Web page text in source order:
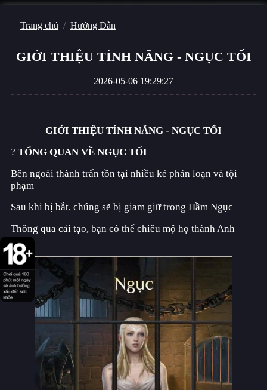
Vương Quốc Ánh Sáng
Mật Mã Gaia
Cổ Điển - Thánh Địa AFK
Song Hành - Thánh Địa AFK
Đại Chiến Giai Điệu
Thiên Mệnh Đăng Tiên
Liên Minh Chiến Hạm: Tam Cực
Trang chủ Hướng Dẫn
GIỚI THIỆU TÍNH NĂNG - NGỤC TỐI
2026-05-06 19:29:27
GIỚI THIỆU TÍNH NĂNG - NGỤC TỐI
? TỔNG QUAN VỀ NGỤC TỐI
Bên ngoài thành trấn tồn tại nhiều kẻ phản loạn và tội
phạm
Sau khi bị bắt, chúng sẽ bị giam giữ trong Hầm Ngục
Thông qua cải tạo, bạn có thể chiêu mộ họ thành Anh
Hùng